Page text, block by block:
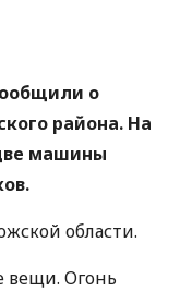
о
района. На
машины
области.
вещи. Огонь